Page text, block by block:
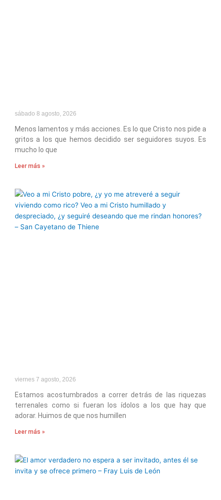
sábado 8 agosto, 2026
Menos lamentos y más acciones. Es lo que Cristo nos pide a
gritos a los que hemos decidido ser seguidores suyos. Es
mucho lo que
Leer más »
viernes 7 agosto, 2026
Estamos acostumbrados a correr detrás de las riquezas
terrenales como si fueran los ídolos a los que hay que
adorar. Huimos de que nos humillen
Leer más »